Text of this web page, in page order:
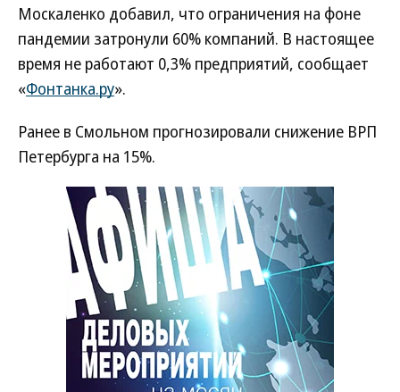
Москаленко добавил, что ограничения на фоне
пандемии затронули 60% компаний. В настоящее
время не работают 0,3% предприятий, сообщает
«Фонтанка.ру».
Ранее в Смольном прогнозировали снижение ВРП
Петербурга на 15%.